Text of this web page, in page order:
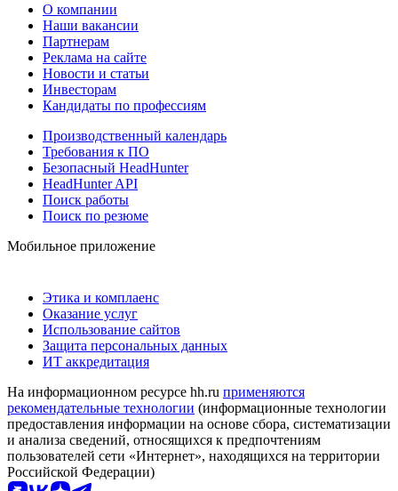
О компании
Наши вакансии
Партнерам
Реклама на сайте
Новости и статьи
Инвесторам
Кандидаты по профессиям
Производственный календарь
Требования к ПО
Безопасный HeadHunter
HeadHunter API
Поиск работы
Поиск по резюме
Мобильное приложение
Этика и комплаенс
Оказание услуг
Использование сайтов
Защита персональных данных
ИТ аккредитация
На информационном ресурсе hh.ru применяются
рекомендательные технологии (информационные технологии
предоставления информации на основе сбора, систематизации
и анализа сведений, относящихся к предпочтениям
пользователей сети «Интернет», находящихся на территории
Российской Федерации)